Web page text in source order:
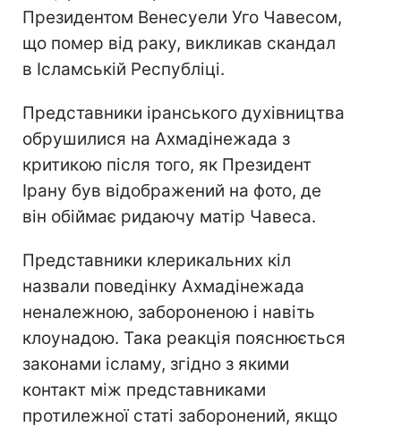
Президентом Венесуели Уго Чавесом,
що помер від раку, викликав скандал
в Ісламській Республіці.
Представники іранського духівництва
обрушилися на Ахмадінежада з
критикою після того, як Президент
Ірану був відображений на фото, де
він обіймає ридаючу матір Чавеса.
Представники клерикальних кіл
назвали поведінку Ахмадінежада
неналежною, забороненою і навіть
клоунадою. Така реакція пояснюється
законами ісламу, згідно з якими
контакт між представниками
протилежної статі заборонений, якщо